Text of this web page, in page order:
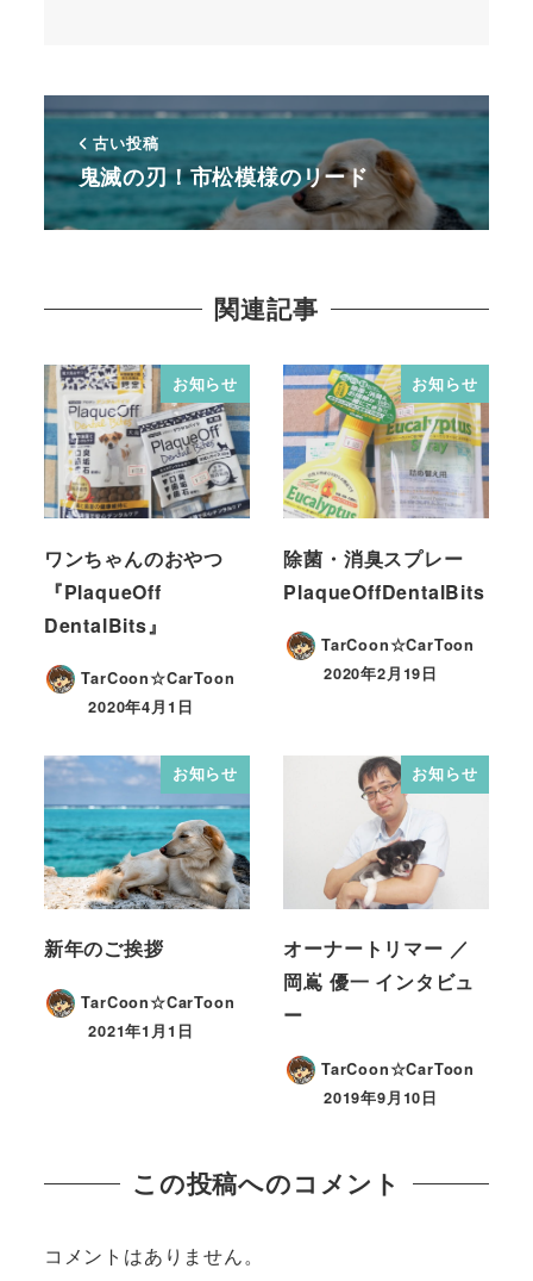
古い投稿
鬼滅の刃！市松模様のリード
関連記事
お知らせ
ワンちゃんのおやつ
『PlaqueOff
DentalBits』
TarCoon☆CarToon
2020年4月1日
お知らせ
除菌・消臭スプレー
PlaqueOffDentalBits
TarCoon☆CarToon
2020年2月19日
お知らせ
新年のご挨拶
TarCoon☆CarToon
2021年1月1日
お知らせ
オーナートリマー ／
岡嶌 優一 インタビュ
ー
TarCoon☆CarToon
2019年9月10日
この投稿へのコメント
コメントはありません。